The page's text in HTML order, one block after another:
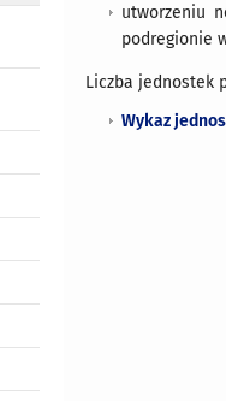
utworzeniu
podregionie
Liczba jednostek
Wykaz